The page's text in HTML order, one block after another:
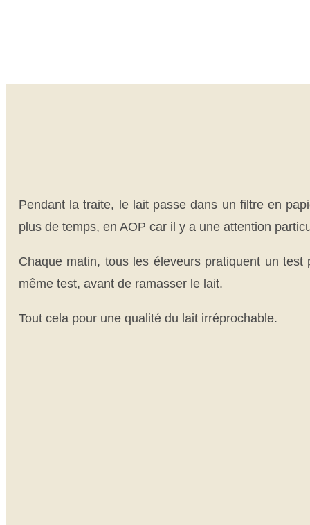
Pendant la traite, le lait passe dans un filtre en
plus de temps, en AOP car il y a une attention
Chaque matin, tous les éleveurs pratiquent un
même test, avant de ramasser le lait.
Tout cela pour une qualité du lait irréprochable.